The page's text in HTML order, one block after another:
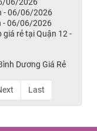
06/2026
- 06/06/2026
- 06/06/2026
rẻ tại Quận 12 -
Dương Giá Rẻ
Last